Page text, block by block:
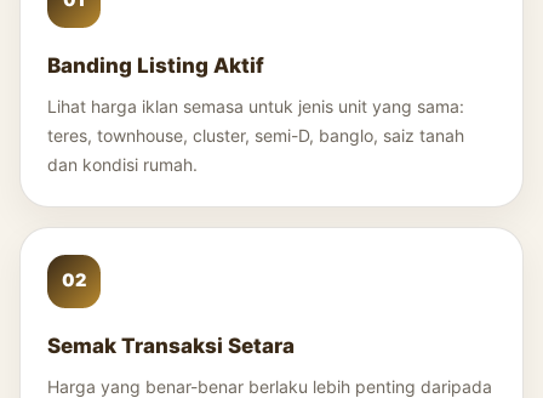
Banding Listing Aktif
Lihat harga iklan semasa untuk jenis unit yang sama:
teres, townhouse, cluster, semi-D, banglo, saiz tanah
dan kondisi rumah.
Semak Transaksi Setara
Harga yang benar-benar berlaku lebih penting daripada